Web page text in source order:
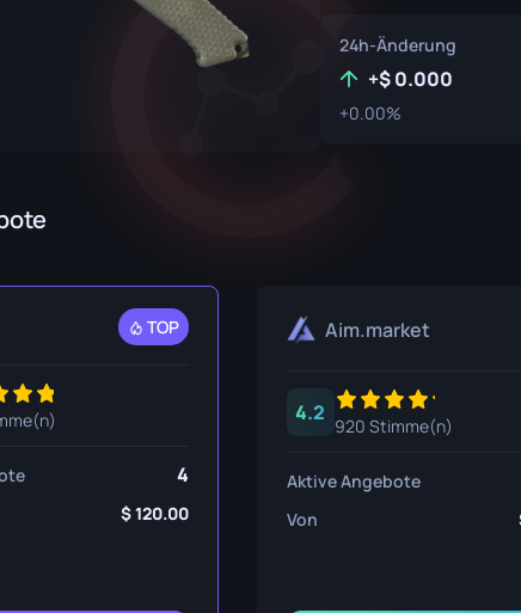
M4A1-S
M4A4
24h-Änderung
+ 0.000
+0.00%
TOP
4
120.00
Aim.market
4.2
920 Stimme(n)
Aktive Angebote
Von